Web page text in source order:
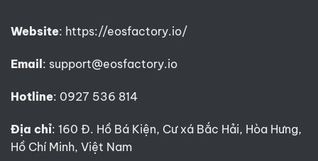
Website: https://eosfactory.io/
Email : support@eosfactory.io
Hotline: 0927 536 814
Địa chỉ: 160 Đ. Hồ Bá Kiện, Cư xá Bắc Hải, Hòa Hưng,
Hồ Chí Minh, Việt Nam